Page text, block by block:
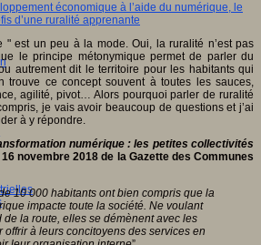
" est un peu à la mode. Oui, la ruralité n’est pas
le principe métonymique permet de parler du
autrement dit le territoire pour les habitants qui
trouve ce concept souvent à toutes les sauces,
agilité, pivot… Alors pourquoi parler de ruralité
je vais avoir beaucoup de questions et j’ai
à y répondre.
numérique : les petites collectivités
novembre 2018 de la Gazette des Communes
10 000 habitants ont bien compris que la
impacte toute la société. Ne voulant
de la route, elles se démènent avec les
offrir à leurs concitoyens des services en